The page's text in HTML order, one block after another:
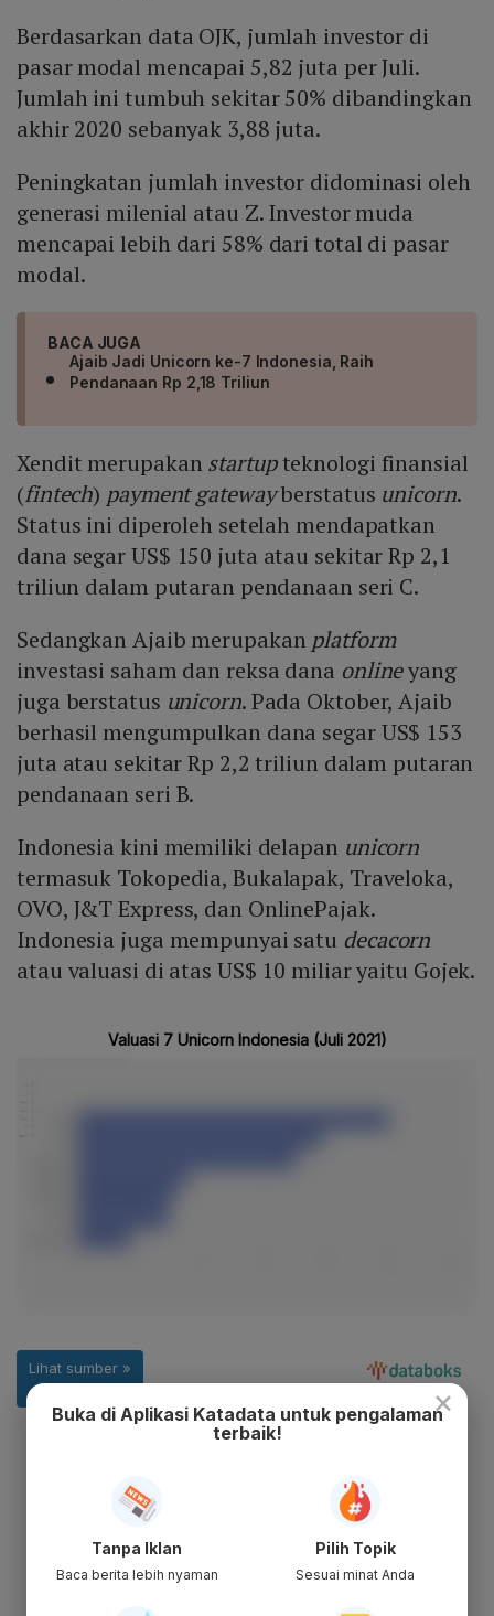
Berdasarkan data OJK, jumlah investor di
pasar modal mencapai 5,82 juta per Juli.
Jumlah ini tumbuh sekitar 50% dibandingkan
akhir 2020 sebanyak 3,88 juta.
Peningkatan jumlah investor didominasi oleh
generasi milenial atau Z. Investor muda
mencapai lebih dari 58% dari total di pasar
modal.
BACA JUGA
Ajaib Jadi Unicorn ke-7 Indonesia, Raih
Pendanaan Rp 2,18 Triliun
Xendit merupakan startupteknologi finansial
(fintech) payment gatewayberstatus unicorn.
Status ini diperoleh setelah mendapatkan
dana segar US$ 150 juta atau sekitar Rp 2,1
triliun dalam putaran pendanaan seri C.
Sedangkan Ajaib merupakan platform
investasi saham dan reksa dana onlineyang
juga berstatus unicorn. Pada Oktober, Ajaib
berhasil mengumpulkan dana segar US$ 153
juta atau sekitar Rp 2,2 triliun dalam putaran
pendanaan seri B.
Indonesia kini memiliki delapan unicorn
termasuk Tokopedia, Bukalapak, Traveloka,
OVO, J&T Express, dan OnlinePajak.
Indonesia juga mempunyai satu decacorn
atau valuasi di atas US$ 10 miliar yaitu Gojek.
×
Buka di Aplikasi Katadata untuk pengalaman
terbaik!
Tanpa Iklan
Baca berita lebih nyaman
Pilih Topik
Sesuai minat Anda